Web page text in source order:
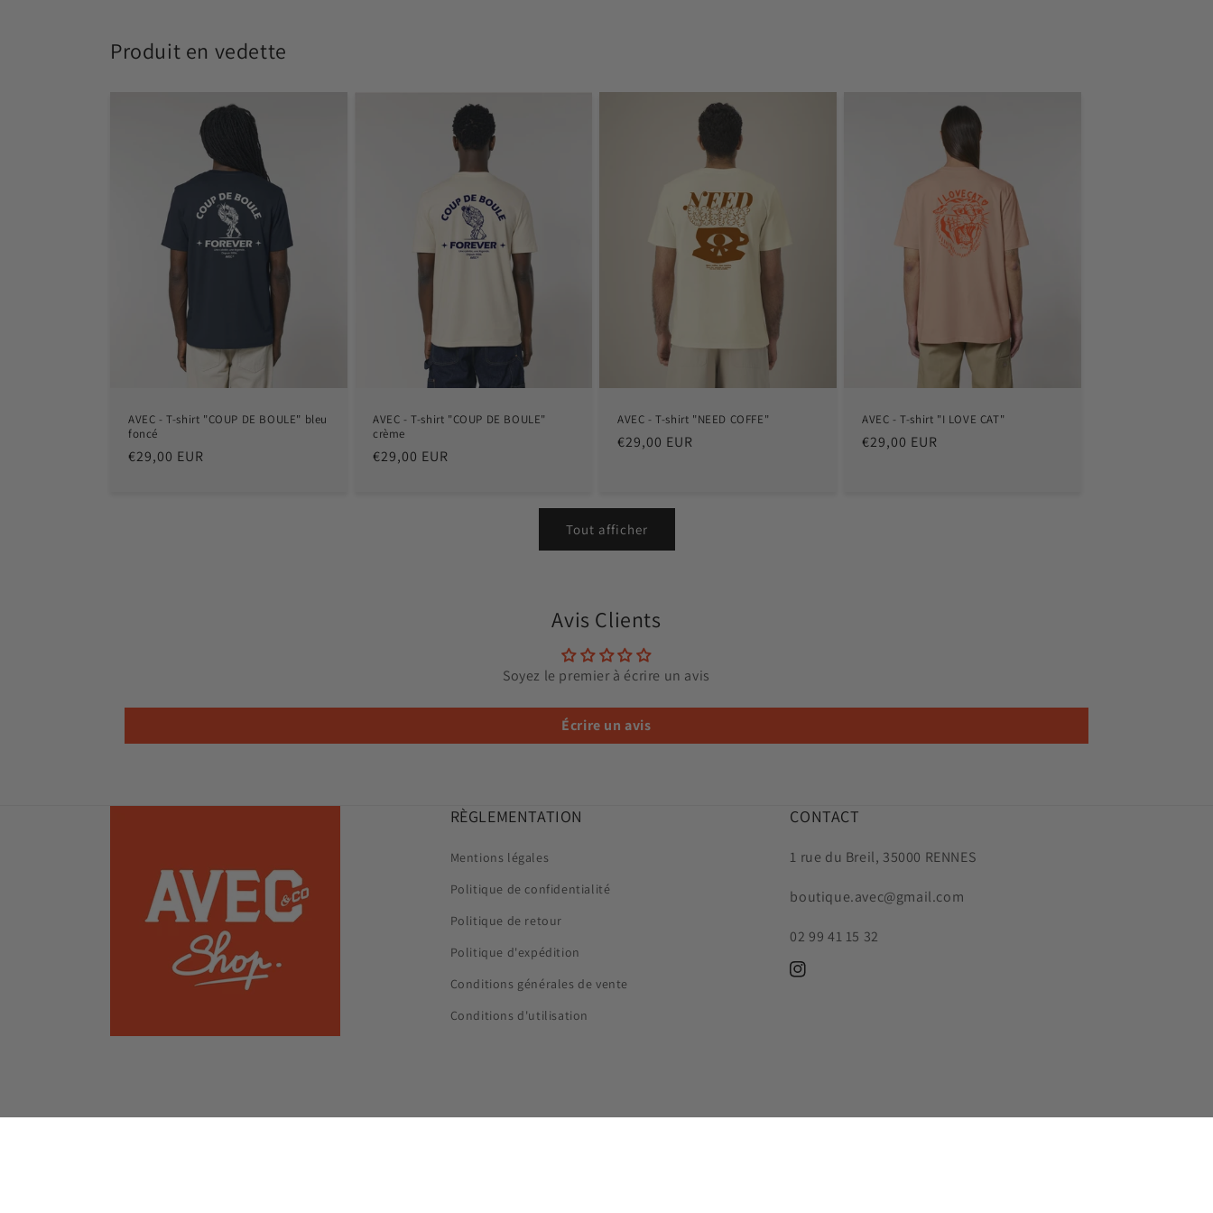
Produit en vedette
AVEC - T-shirt "COUP DE BOULE" bleu
foncé
Prix
€29,00 EUR
AVEC - T-shirt "COUP DE BOULE"
crème
Prix
€29,00 EUR
AVEC - T-shirt "NEED COFFE"
Prix
€29,00 EUR
AVEC - T-shirt "I LOVE CAT"
Prix
€29,00 EUR
Tout afficher
Avis Clients
Soyez le premier à écrire un avis
Écrire un avis
RÈGLEMENTATION
Mentions légales
Politique de confidentialité
Politique de retour
Politique d'expédition
Conditions générales de vente
Conditions d'utilisation
CONTACT
1 rue du Breil, 35000 RENNES
boutique.avec@gmail.com
02 99 41 15 32
Instagram